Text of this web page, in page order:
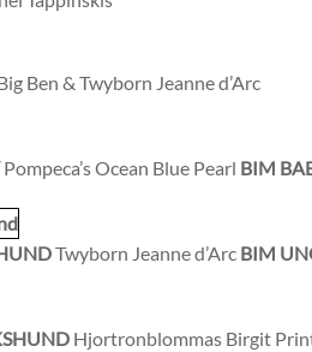
Ben & Twyborn Jeanne d’Arc
Pompeca’s Ocean Blue Pearl BIM
Twyborn Jeanne d’Arc BIM
Hjortronblommas Birgit